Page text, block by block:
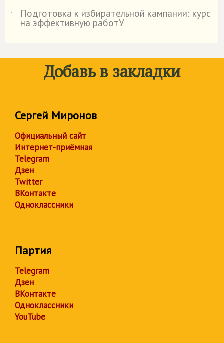
˙
Подготовка к избирательной кампании: курс
на эффективную работУ
Добавь в закладки
Сергей Миронов
Официальный сайт
Интернет-приёмная
Telegram
Дзен
Twitter
ВКонтакте
Одноклассники
Партия
Telegram
Дзен
ВКонтакте
Одноклассники
YouTube